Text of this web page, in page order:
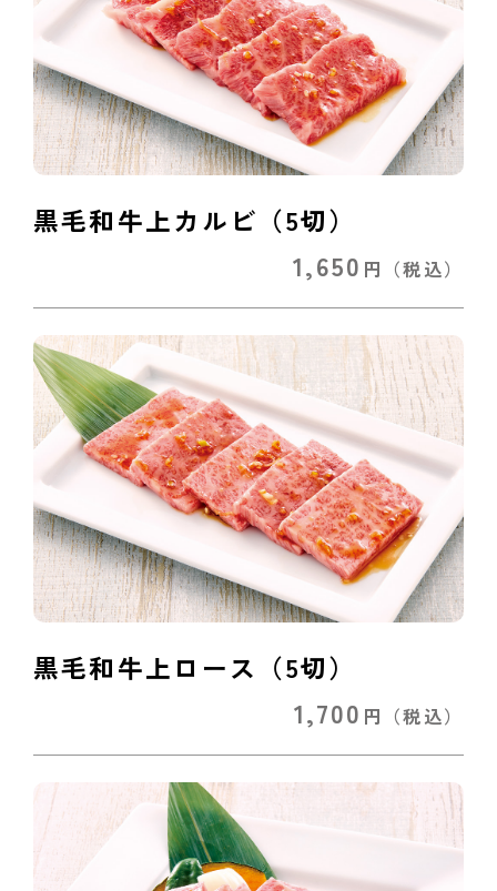
黒毛和牛上カルビ（5切）
1,650 円 （税込）
黒毛和牛上ロース（5切）
1,700 円 （税込）